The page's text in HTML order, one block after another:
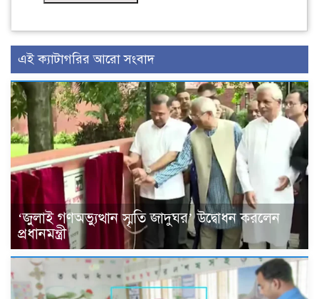
এই ক্যাটাগরির আরো সংবাদ
‘জুলাই গণঅভ্যুত্থান স্মৃতি জাদুঘর’ উদ্বোধন করলেন
প্রধানমন্ত্রী